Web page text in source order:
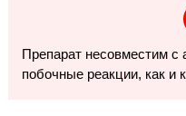
Препарат несовместим с
побочные реакции, как и